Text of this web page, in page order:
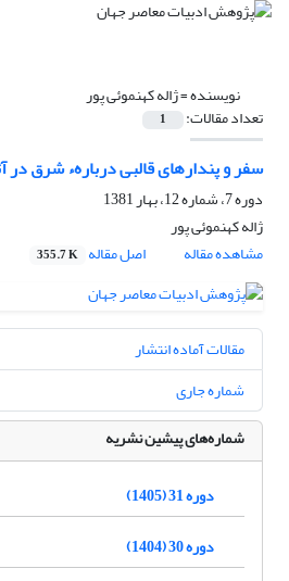
نویسنده =ژاله کهنموئى پور
تعداد مقالات: 1
سفر و پندارهای قالبی دربارهء شرق در
دوره 7، شماره 12، بهار 1381
ژاله کهنموئى پور
مشاهده مقاله
اصل مقاله 355.7 K
مقالات آماده انتشار
شماره جاری
شماره‌های پیشین نشریه
دوره 31 (1405)
دوره 30 (1404)